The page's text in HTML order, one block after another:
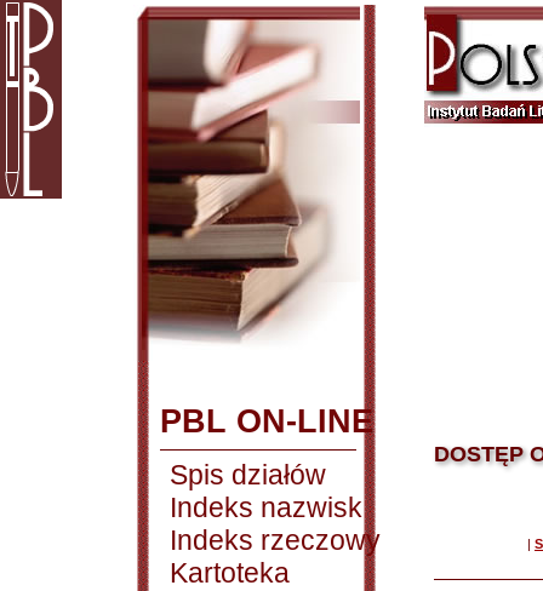
PBL ON-LINE
Spis działów
Indeks nazwisk
Indeks rzeczowy
Kartoteka
DOSTĘP
|